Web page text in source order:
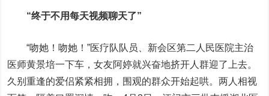
“终于不用每天视频聊天了”
“吻她！吻她！”医疗队队员、新会区第二人民医院主治
医师黄景培一下车，女友阿婷就兴奋地挤开人群迎了上去。
久别重逢的爱侣紧紧相拥，围观的群众开始起哄。两人相视